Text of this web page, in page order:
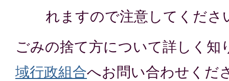
れますので注意してくださ
ごみの捨て方について詳しく知
域行政組合へお問い合わせくだ